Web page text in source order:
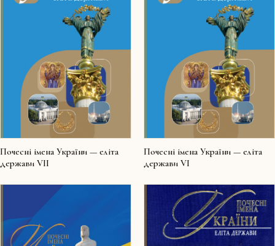
Почесні імена України — еліта
держави VII
Почесні імена України — еліта
держави VI